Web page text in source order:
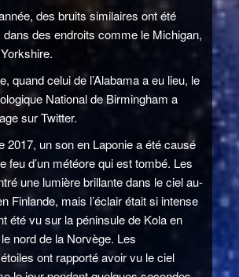
des bruits similaires ont été
des endroits comme le Michigan,
quand celui de l’Alabama a eu lieu, le
National de Birmingham a
sur Twitter.
2017, un son en Laponie a été causé
feu d’un météore qui est tombé. Les
une lumière brillante dans le ciel au-
Finlande, mais l’éclair était si intense
été vu sur la péninsule de Kola en
nord de la Norvège. Les
ont rapporté avoir vu le ciel